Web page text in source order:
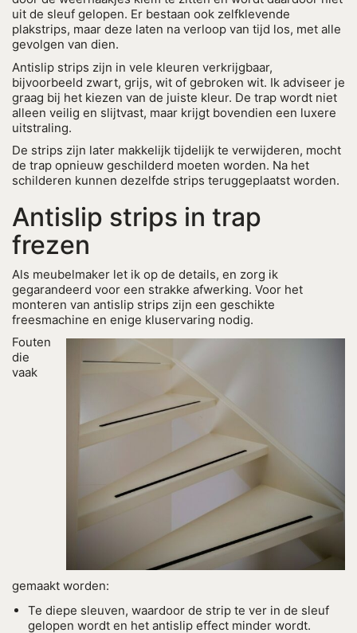
uit de sleuf gelopen. Er bestaan ook zelfklevende
plakstrips, maar deze laten na verloop van tijd los, met alle
gevolgen van dien.
Antislip strips zijn in vele kleuren verkrijgbaar,
bijvoorbeeld zwart, grijs, wit of gebroken wit. Ik adviseer je
graag bij het kiezen van de juiste kleur. De trap wordt niet
alleen veilig en slijtvast, maar krijgt bovendien een luxere
uitstraling.
De strips zijn later makkelijk tijdelijk te verwijderen, mocht
de trap opnieuw geschilderd moeten worden. Na het
schilderen kunnen dezelfde strips teruggeplaatst worden.
Antislip strips in trap
frezen
Als meubelmaker let ik op de details, en zorg ik
gegarandeerd voor een strakke afwerking. Voor het
monteren van antislip strips zijn een geschikte
freesmachine en enige kluservaring nodig.
Fouten
die
vaak
gemaakt worden:
Te diepe sleuven, waardoor de strip te ver in de sleuf
gelopen wordt en het antislip effect minder wordt.